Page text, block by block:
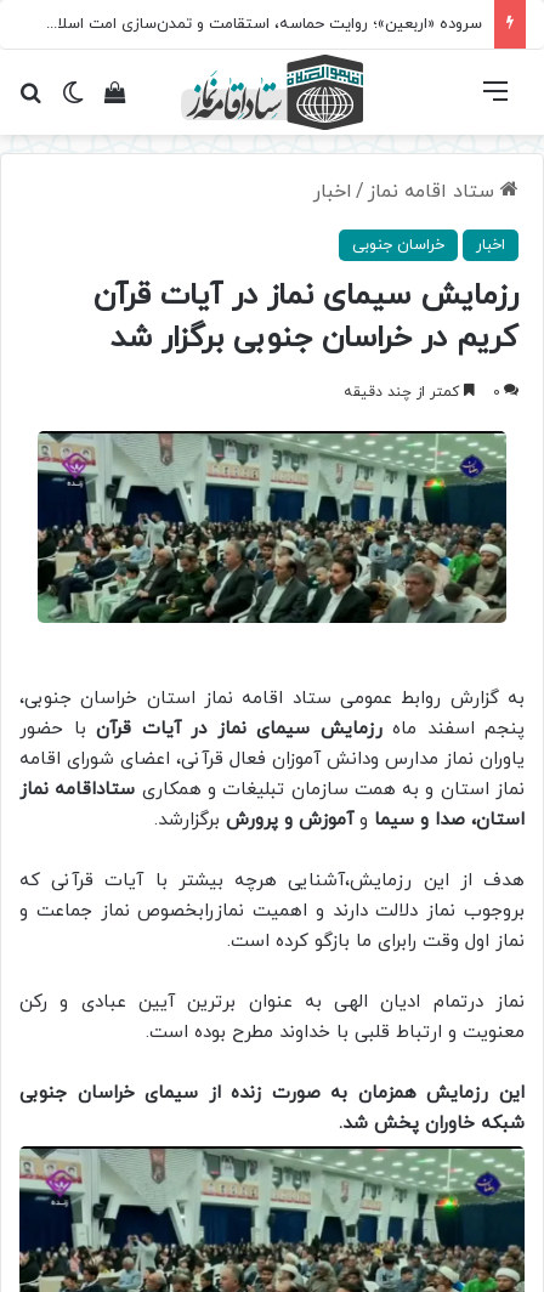
سروده‌ «اربعین»؛ روایت حماسه، استقامت و تمدن‌سازی امت اسلامی
تغییرمشاهده فهرست
ستاد اقامه نماز / اخبار
اخبار خراسان جنوبی
رزمایش سیمای نماز در آیات قرآن
کریم در خراسان جنوبی برگزار شد
0 کمتر از چند دقیقه
به گزارش روابط عمومی ستاد اقامه نماز استان خراسان جنوبی،
پنجم اسفند ماهرزمایش سیمای نماز در آیات قرآن با حضور
یاوران نماز مدارس ودانش آموزان فعال قرآنی، اعضای شورای اقامه
نماز استان و به همت سازمان تبلیغات و همکاری ستاداقامه نماز
استان، صدا و سیما وآموزش و پرورش برگزارشد.
هدف از این رزمایش،آشنایی هرچه بیشتر با آیات قرآنی که
بروجوب نماز دلالت دارند و اهمیت نمازرابخصوص نماز جماعت و
نماز اول وقت رابرای ما بازگو کرده است.
نماز درتمام ادیان الهی به عنوان برترین آیین عبادی و رکن
معنویت و ارتباط قلبی با خداوند مطرح بوده است.
این رزمایش همزمان به صورت زنده از سیمای خراسان جنوبی
شبکه خاوران پخش شد.